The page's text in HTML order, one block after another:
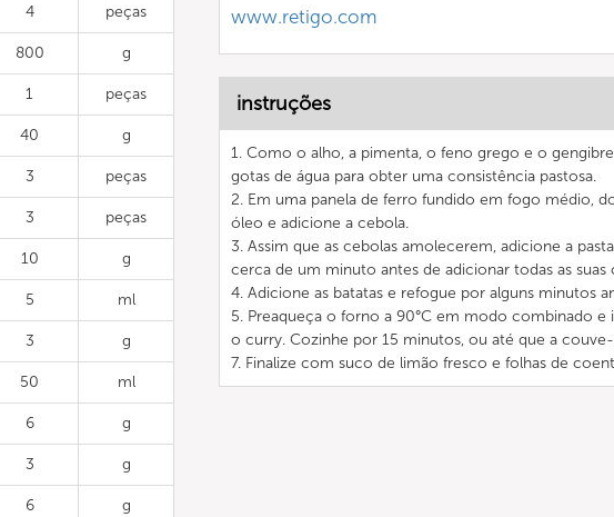
4 peças
800 g
1 peças
40 g
3 peças
3 peças
10 g
5 ml
3 g
50 ml
6 g
3 g
6 g
www.retigo.com
instruções
1. Como o alho, a pimenta, o feno grego e o
gotas de água para obter uma consistência pastosa.
2. Em uma panela de ferro fundido em fogo médio,
óleo e adicione a cebola.
3. Assim que as cebolas amolecerem, adicione a
cerca de um minuto antes de adicionar todas as suas
4. Adicione as batatas e refogue por alguns minutos
5. Preaqueça o forno a 90°C em modo combinado e
o curry. Cozinhe por 15 minutos, ou até que a
7. Finalize com suco de limão fresco e folhas de